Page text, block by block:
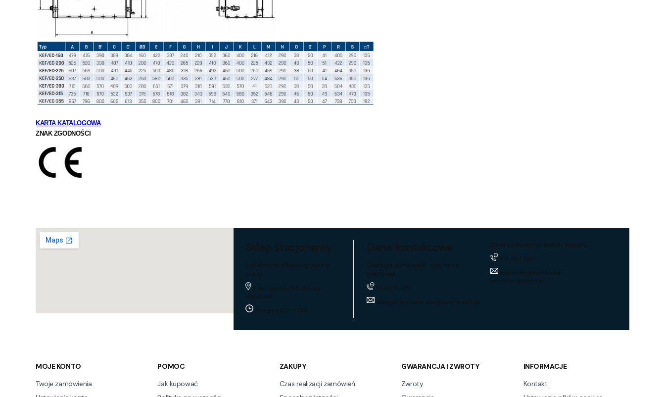
KARTA KATALOGOWA
ZNAK ZGODNOŚCI
Sklep stacjonarny
Lokalizacja sklepu i godziny
pracy
Trakt Lubelski 195, 04-667
Warszawa
Pon-pt: 8:00 - 17:00
Dane kontaktowe
Obsługa zamówień, zapytania
ofertowe
884 024 451
sklep@hurtownia-wentylacyjna.com.pl
Dział techniczny, dobór towaru
574 694 534
techniczny@hurtownia-
wentylacyjna.com.pl
Linki w stopce
MOJE KONTO
Twoje zamówienia
POMOC
Jak kupować
ZAKUPY
Czas realizacji zamówień
GWARANCJA I ZWROTY
Zwroty
INFORMACJE
Kontakt